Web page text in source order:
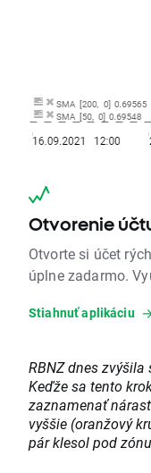
Otvorenie
Otvorte si účet
úplne zadarmo.
Stiahnuť aplikáciu
RBNZ dnes
Keďže sa tento
zaznamenať
vyššie (oranžový
pár klesol pod